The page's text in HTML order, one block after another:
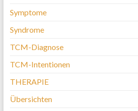
Symptome
Syndrome
TCM-Diagnose
TCM-Intentionen
THERAPIE
Übersichten